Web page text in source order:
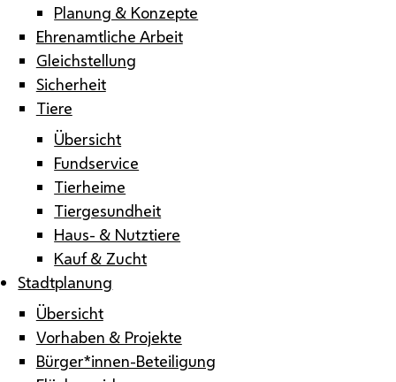
Planung & Konzepte
Ehrenamtliche Arbeit
Gleichstellung
Sicherheit
Tiere
Übersicht
Fundservice
Tierheime
Tiergesundheit
Haus- & Nutztiere
Kauf & Zucht
Stadtplanung
Übersicht
Vorhaben & Projekte
Bürger*innen-Beteiligung